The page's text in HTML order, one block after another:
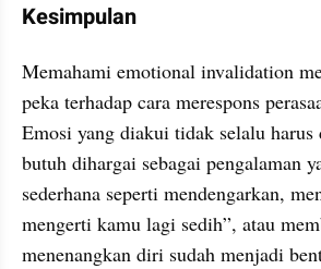
Kesimpulan
Memahami emotional invalidation
peka terhadap cara merespons
Emosi yang diakui tidak selalu
butuh dihargai sebagai pengalaman
sederhana seperti mendengarkan,
mengerti kamu lagi sedih”, atau
menenangkan diri sudah menjadi